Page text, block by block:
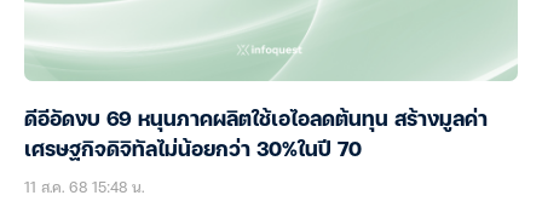
ดีอีอัดงบ 69 หนุนภาคผลิตใช้เอไอลดต้นทุน สร้างมูลค่า
เศรษฐกิจดิจิทัลไม่น้อยกว่า 30%ในปี 70
11 ส.ค. 68 15:48 น.